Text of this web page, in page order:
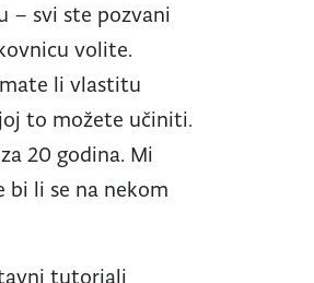
– svi ste pozvani
volite.
li vlastitu
to možete učiniti.
20 godina. Mi
li se na nekom
tutoriali